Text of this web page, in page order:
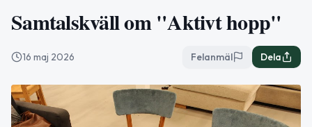
Samtalskväll om "Aktivt hopp"
16 maj 2026 Felanmäl Dela